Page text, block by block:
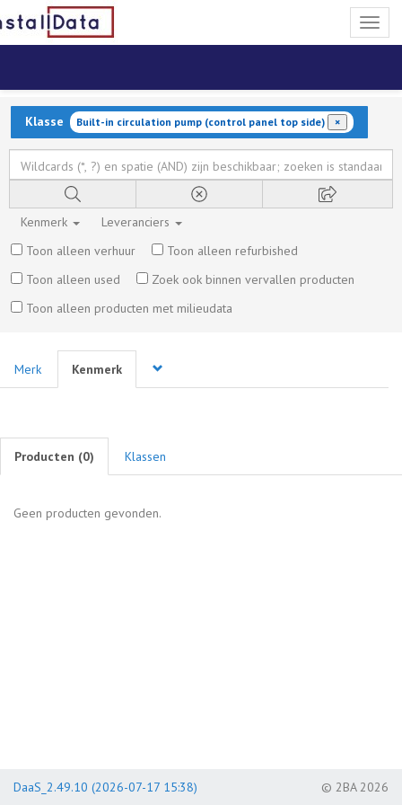
Klasse Built-in circulation pump (control panel top side) ×
Kenmerk
Leveranciers
Toon alleen verhuur
Toon alleen refurbished
Toon alleen used
Zoek ook binnen vervallen producten
Toon alleen producten met milieudata
Merk Kenmerk
Producten (0) Klassen
Geen producten gevonden.
DaaS_2.49.10 (2026-07-17 15:38) © 2BA 2026